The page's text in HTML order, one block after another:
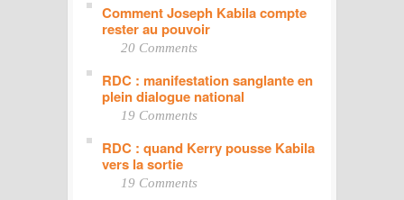
Comment Joseph Kabila compte
rester au pouvoir
20 Comments
RDC : manifestation sanglante en
plein dialogue national
19 Comments
RDC : quand Kerry pousse Kabila
vers la sortie
19 Comments